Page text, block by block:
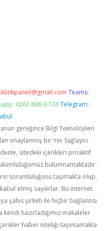
Teams:
0262 606 0 726 Telegram:
gereğince Bilgi Teknolojileri
onaylanmış bir Yer Sağlayıcı
sitedeki içerikleri proaktif
bulunmamaktadır.
sorumluluğunu taşımakta olup,
etmiş sayılırlar. Bu internet
şahıs şirketi ile hiçbir bağlantısı
hazırladığımız makaleler
haber niteliği taşımamakta